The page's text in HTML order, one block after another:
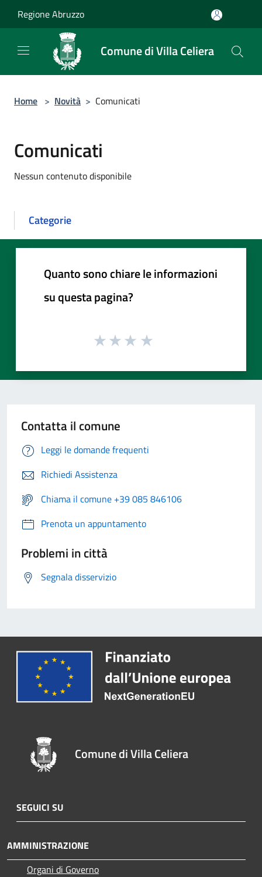
Regione Abruzzo
Comune di Villa Celiera
Home > Novità > Comunicati
Comunicati
Nessun contenuto disponibile
Categorie
Quanto sono chiare le informazioni
su questa pagina?
Contatta il comune
Leggi le domande frequenti
Richiedi Assistenza
Chiama il comune +39 085 846106
Prenota un appuntamento
Problemi in città
Segnala disservizio
Comune di Villa Celiera
SEGUICI SU
AMMINISTRAZIONE
Organi di Governo